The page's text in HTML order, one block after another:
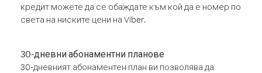
кредит можете да се обаждате към кой да е номер по
света на ниските цени на Viber.
30-дневни абонаментни планове
30-дневният абонаментен план ви позволява да